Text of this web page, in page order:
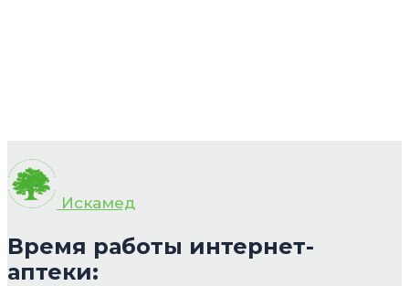
Искамед
Время работы интернет-
аптеки: